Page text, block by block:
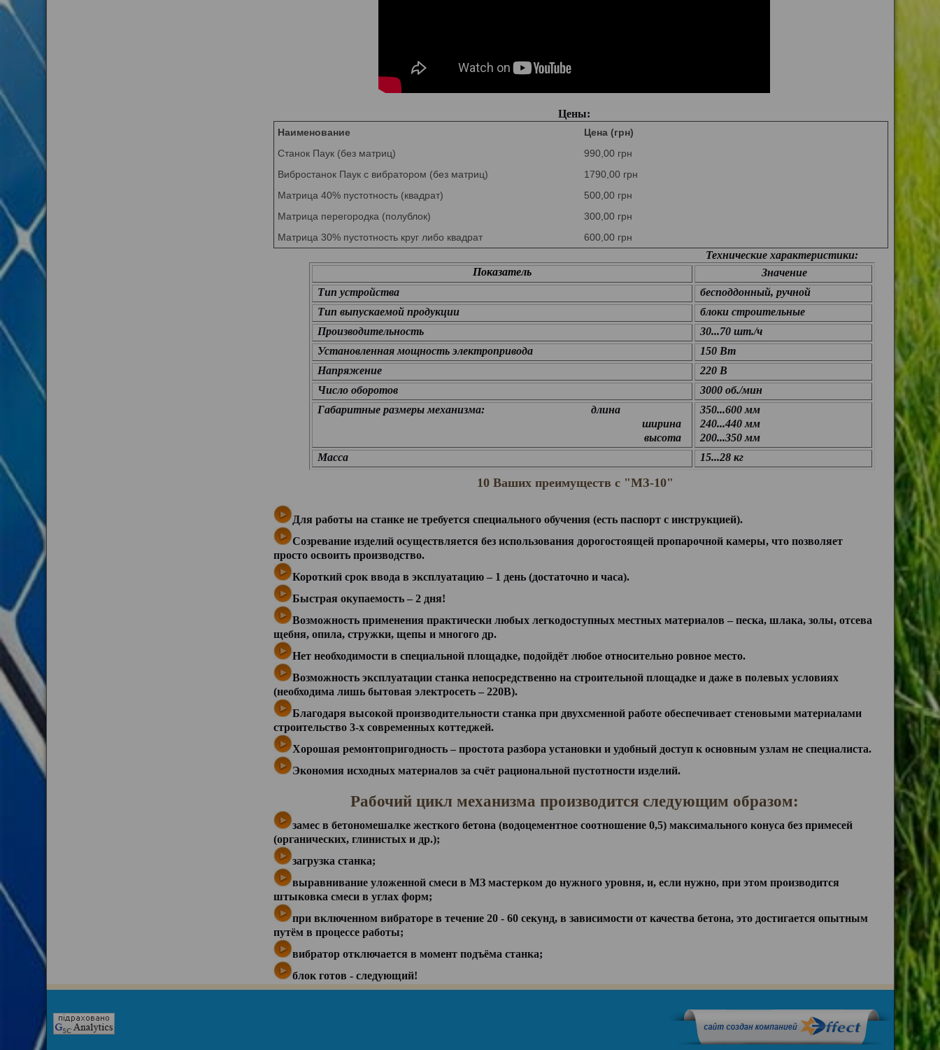
Цены:
Наименование
Цена (грн)
Станок Паук (без матриц)
990,00 грн
Вибростанок Паук с вибратором (без матриц)
1790,00 грн
Матрица 40% пустотность (квадрат)
500,00 грн
Матрица перегородка (полублок)
300,00 грн
Матрица 30% пустотность круг либо квадрат
600,00 грн
Технические характеристики:
Показатель
Значение
Тип устройства
бесподдонный, ручной
Тип выпускаемой продукции
блоки строительные
Производительность
30...70 шт./ч
Установленная мощность электропривода
150 Вт
Напряжение
220 В
Число оборотов
3000 об./мин
Габаритные размеры механизма:
длина
ширина
высота
350...600 мм
240...440 мм
200...350 мм
Масса
15...28 кг
10 Ваших преимуществ с "МЗ-10"
Для работы на станке не требуется специального обучения (есть паспорт с инструкцией).
Созревание изделий осуществляется без использования дорогостоящей пропарочной камеры, что позволяет
просто освоить производство.
Короткий срок ввода в эксплуатацию – 1 день (достаточно и часа).
Быстрая окупаемость – 2 дня!
Возможность применения практически любых легкодоступных местных материалов – песка, шлака, золы, отсева
щебня, опила, стружки, щепы и многого др.
Нет необходимости в специальной площадке, подойдёт любое относительно ровное место.
Возможность эксплуатации станка непосредственно на строительной площадке и даже в полевых условиях
(необходима лишь бытовая электросеть – 220В).
Благодаря высокой производительности станка при двухсменной работе обеспечивает стеновыми материалами
строительство 3-х современных коттеджей.
Хорошая ремонтопригодность – простота разбора установки и удобный доступ к основным узлам не специалиста.
Экономия исходных материалов за счёт рациональной пустотности изделий.
Рабочий цикл механизма производится следующим образом:
замес в бетономешалке жесткого бетона (водоцементное соотношение 0,5) максимального конуса без примесей
(органических, глинистых и др.);
загрузка станка;
выравнивание уложенной смеси в МЗ мастерком до нужного уровня, и, если нужно, при этом производится
штыковка смеси в углах форм;
при включенном вибраторе в течение 20 - 60 секунд, в зависимости от качества бетона, это достигается опытным
путём в процессе работы;
вибратор отключается в момент подъёма станка;
блок готов - следующий!